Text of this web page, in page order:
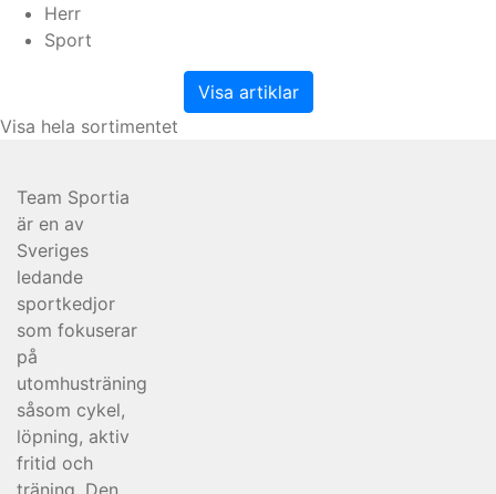
Herr
Sport
Visa artiklar
Visa hela sortimentet
Team Sportia
är en av
Sveriges
ledande
sportkedjor
som fokuserar
på
utomhusträning
såsom cykel,
löpning, aktiv
fritid och